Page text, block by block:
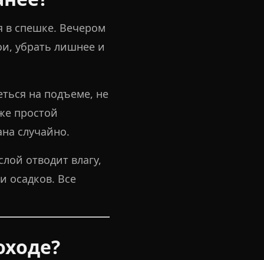
в спешке. Вечером
убрать лишнее и
на подъеме, не
простой
случайно.
отводит влагу,
осадков. Все